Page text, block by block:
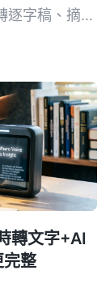
逐字稿、摘要
轉文字+AI
整